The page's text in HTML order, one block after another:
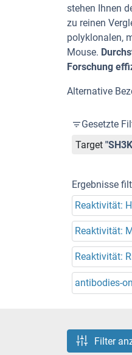
stehen Ihnen
zu reinen
polyklonalen,
Mouse.
Forschung
Alternative
Gesetzte
Target
Ergebnisse
Reaktivität:
Reaktivität:
Reaktivität:
antibodies-
Filter